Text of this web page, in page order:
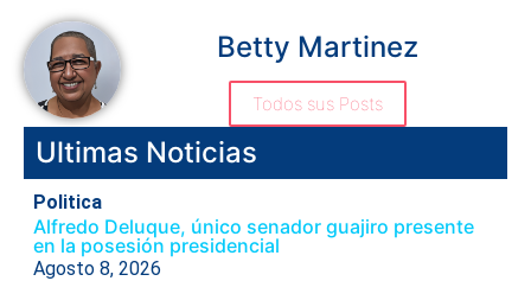
Betty Martinez
Todos sus Posts
Ultimas Noticias
Politica
Alfredo Deluque, único senador guajiro presente
en la posesión presidencial
Agosto 8, 2026